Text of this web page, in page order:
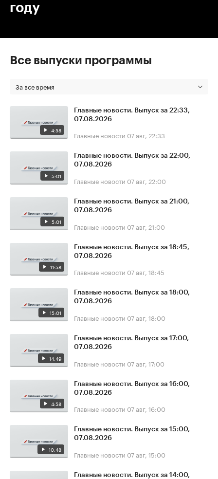
году
Все выпуски программы
За все время
4:58
Главные новости. Выпуск за 22:33,
07.08.2026
Главные новости 07 авг, 22:33
5:01
Главные новости. Выпуск за 22:00,
07.08.2026
Главные новости 07 авг, 22:00
5:01
Главные новости. Выпуск за 21:00,
07.08.2026
Главные новости 07 авг, 21:00
11:58
Главные новости. Выпуск за 18:45,
07.08.2026
Главные новости 07 авг, 18:45
15:01
Главные новости. Выпуск за 18:00,
07.08.2026
Главные новости 07 авг, 18:00
14:49
Главные новости. Выпуск за 17:00,
07.08.2026
Главные новости 07 авг, 17:00
4:58
Главные новости. Выпуск за 16:00,
07.08.2026
Главные новости 07 авг, 16:00
10:48
Главные новости. Выпуск за 15:00,
07.08.2026
Главные новости 07 авг, 15:00
Главные новости. Выпуск за 14:00,